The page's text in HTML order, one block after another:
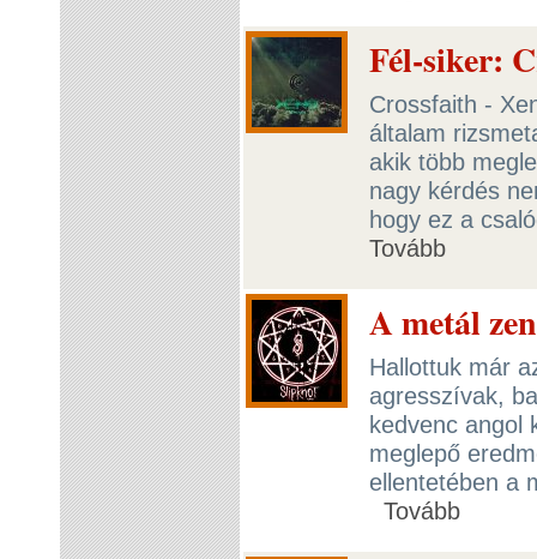
Fél-siker:
Crossfaith -
általam
akik több
nagy kérdés
hogy ez a
Tovább
A metál
Hallottuk már
agresszívak,
kedvenc angol
meglepő
ellentetében a
Tovább